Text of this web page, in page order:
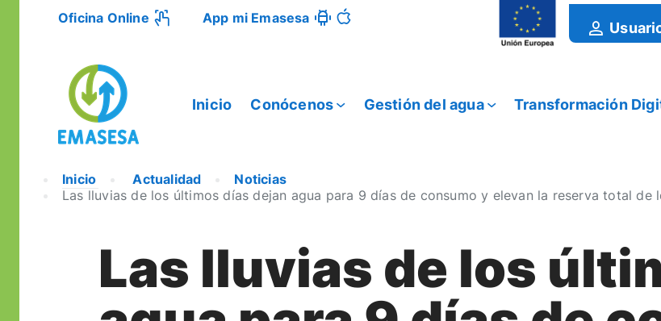
Oficina Online App mi Emasesa
Inicio Conócenos Gestión del agua Transformación
Inicio Actualidad
Noticias
Las lluvias de los últimos días dejan agua para 9 días de consumo y elevan la reserva total de
Las lluvias de los